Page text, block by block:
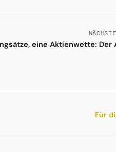
eine Aktienwette: Der
Für